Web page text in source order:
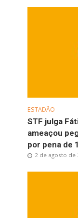
ESTADÃO
STF julga
ameaçou
por pena de
2 de agosto de